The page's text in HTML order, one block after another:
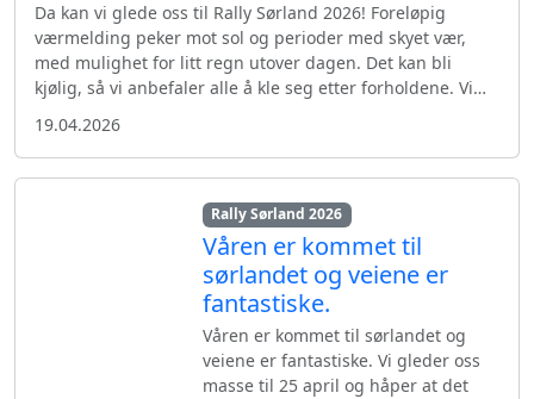
Da kan vi glede oss til Rally Sørland 2026! Foreløpig
værmelding peker mot sol og perioder med skyet vær,
med mulighet for litt regn utover dagen. Det kan bli
kjølig, så vi anbefaler alle å kle seg etter forholdene. Vi…
19.04.2026
Rally Sørland 2026
Våren er kommet til
sørlandet og veiene er
fantastiske.
Våren er kommet til sørlandet og
veiene er fantastiske. Vi gleder oss
masse til 25 april og håper at det